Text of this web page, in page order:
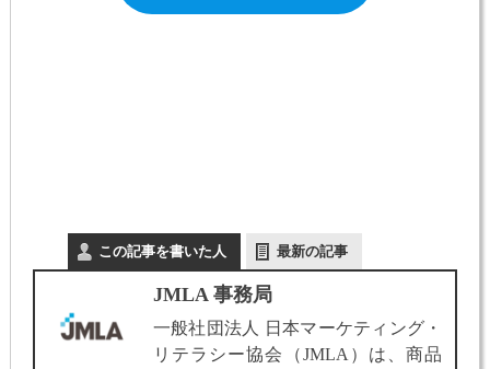
この記事を書いた人 最新の記事
JMLA 事務局
一般社団法人 日本マーケティング・
リテラシー協会（JMLA）は、商品